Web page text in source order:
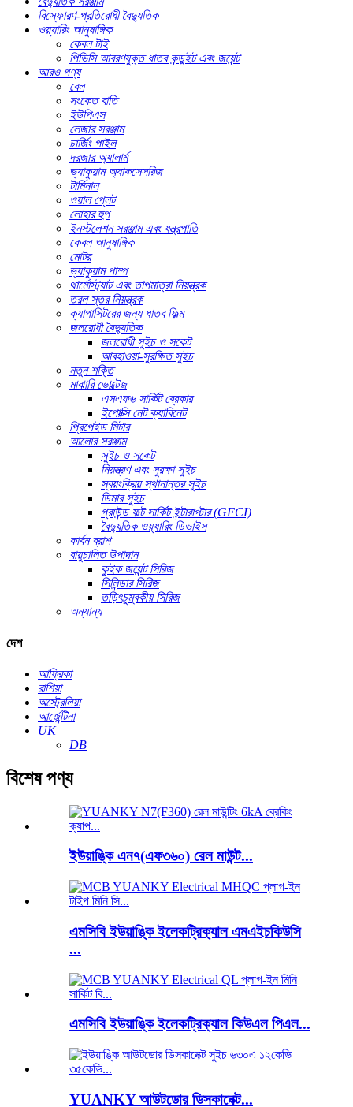
বিস্ফোরণ-প্রতিরোধী বৈদ্যুতিক
ওয়্যারিং আনুষাঙ্গিক
কেবল টাই
পিভিসি আবরণযুক্ত ধাতব কন্ডুইট এবং জয়েন্ট
আরও পণ্য
বেল
সংকেত বাতি
ইউপিএস
লেজার সরঞ্জাম
চার্জিং পাইল
দরজার অ্যালার্ম
ভ্যাকুয়াম অ্যাকসেসরিজ
টার্মিনাল
ওয়াল প্লেট
লোহার হুপ
ইনস্টলেশন সরঞ্জাম এবং যন্ত্রপাতি
কেবল আনুষাঙ্গিক
মোটর
ভ্যাকুয়াম পাম্প
থার্মোস্ট্যাট এবং তাপমাত্রা নিয়ন্ত্রক
তরল স্তর নিয়ন্ত্রক
ক্যাপাসিটরের জন্য ধাতব ফিল্ম
জলরোধী বৈদ্যুতিক
জলরোধী সুইচ ও সকেট
আবহাওয়া-সুরক্ষিত সুইচ
নতুন শক্তি
মাঝারি ভোল্টেজ
এসএফ৬ সার্কিট ব্রেকার
ইপোক্সি নেট ক্যাবিনেট
প্রিপেইড মিটার
আলোর সরঞ্জাম
সুইচ ও সকেট
নিয়ন্ত্রণ এবং সুরক্ষা সুইচ
স্বয়ংক্রিয় স্থানান্তর সুইচ
ডিমার সুইচ
গ্রাউন্ড ফল্ট সার্কিট ইন্টারাপ্টার (GFCI)
বৈদ্যুতিক ওয়্যারিং ডিভাইস
কার্বন ব্রাশ
বায়ুচালিত উপাদান
কুইক জয়েন্ট সিরিজ
সিলিন্ডার সিরিজ
তড়িৎচুম্বকীয় সিরিজ
অন্যান্য
দেশ
আফ্রিকা
রাশিয়া
অস্ট্রেলিয়া
আর্জেন্টিনা
UK
DB
বিশেষ পণ্য
ইউয়াঙ্কি এন৭(এফ৩৬০) রেল মাউন্ট...
এমসিবি ইউয়াঙ্কি ইলেকট্রিক্যাল এমএইচকিউসি
...
এমসিবি ইউয়াঙ্কি ইলেকট্রিক্যাল কিউএল পিএল...
YUANKY আউটডোর ডিসকানেক্ট...